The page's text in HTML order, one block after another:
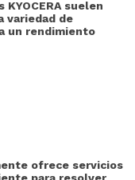
suelen
variedad de
un rendimiento
ofrece servicios
para resolver